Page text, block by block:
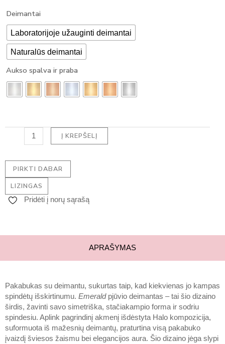
Deimantai
Laboratorijoje užauginti deimantai
Naturalūs deimantai
Aukso spalva ir praba
produkto
Pakabukas
su
deimantu
EMERALD
HALO
DEIMANTAS
Į KREPŠELĮ
PIRKTI DABAR
LIZINGAS
Pridėti į norų sąrašą
APRAŠYMAS
Pakabukas su deimantu, sukurtas taip, kad kiekvienas jo kampas
spindėtų išskirtinumu. Emeraldpjūvio deimantas – tai šio dizaino
širdis, žavinti savo simetriška, stačiakampio forma ir sodriu
spindesiu. Aplink pagrindinį akmenį išdėstyta Halo kompozicija,
suformuota iš mažesnių deimantų, praturtina visą pakabuko
įvaizdį šviesos žaismu bei elegancijos aura. Šio dizaino jėga slypi